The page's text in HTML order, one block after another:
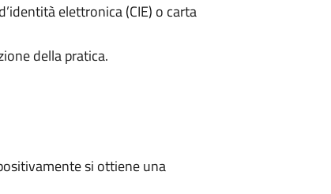
elettronica (CIE) o carta
della pratica.
si ottiene una